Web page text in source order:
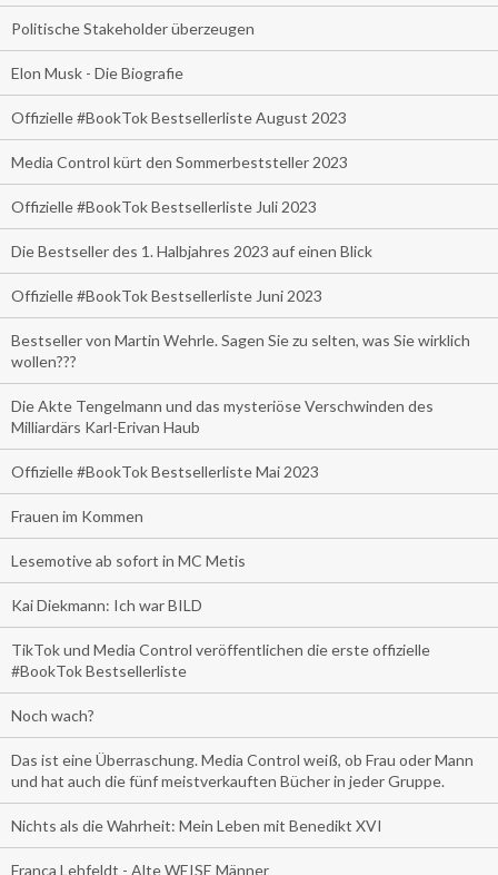
Politische Stakeholder überzeugen
Elon Musk - Die Biografie
Offizielle #BookTok Bestsellerliste August 2023
Media Control kürt den Sommerbeststeller 2023
Offizielle #BookTok Bestsellerliste Juli 2023
Die Bestseller des 1. Halbjahres 2023 auf einen Blick
Offizielle #BookTok Bestsellerliste Juni 2023
Bestseller von Martin Wehrle. Sagen Sie zu selten, was Sie wirklich
wollen???
Die Akte Tengelmann und das mysteriöse Verschwinden des
Milliardärs Karl-Erivan Haub
Offizielle #BookTok Bestsellerliste Mai 2023
Frauen im Kommen
Lesemotive ab sofort in MC Metis
Kai Diekmann: Ich war BILD
TikTok und Media Control veröffentlichen die erste offizielle
#BookTok Bestsellerliste
Noch wach?
Das ist eine Überraschung. Media Control weiß, ob Frau oder Mann
und hat auch die fünf meistverkauften Bücher in jeder Gruppe.
Nichts als die Wahrheit: Mein Leben mit Benedikt XVI
Franca Lehfeldt - Alte WEISE Männer